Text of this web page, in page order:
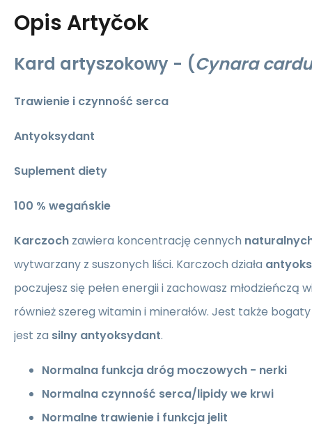
Opis Artyčok
Kard artyszokowy - (Cynara
Trawienie i czynność serca
Antyoksydant
Suplement diety
100 % wegańskie
Karczoch zawiera koncentrację cennych
wytwarzany z suszonych liści. Karczoch działa
poczujesz się pełen energii i zachowasz młodzieńczą
również szereg witamin i minerałów. Jest także bogaty
jest za silny antyoksydant.
Normalna funkcja dróg moczowych - nerki
Normalna czynność serca/lipidy we krwi
Normalne trawienie i funkcja jelit